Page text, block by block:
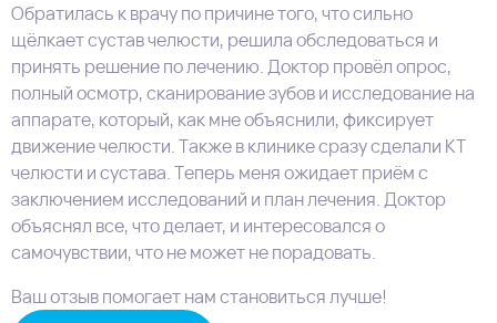
Обратилась к врачу по причине того, что сильно
щёлкает сустав челюсти, решила обследоваться и
принять решение по лечению. Доктор провёл опрос,
полный осмотр, сканирование зубов и исследование на
аппарате, который, как мне объяснили, фиксирует
движение челюсти. Также в клинике сразу сделали КТ​
челюсти и сустава. Теперь меня ожидает приём с
заключением исследований и план лечения. Доктор
объяснял все, что делает, и интересовался о
самочувствии, что не может не порадовать.
Ваш отзыв помогает нам становиться лучше!